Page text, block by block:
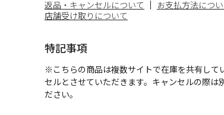
返品・キャンセルについて お支払方法につ
店舗受け取りについて
特記事項
※こちらの商品は複数サイトで在庫を共有して
セルとさせていただきます。キャンセルの際は
ださい。